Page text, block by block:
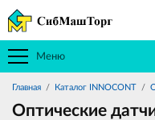
Меню
Главная Каталог INNOCONT
Оптические